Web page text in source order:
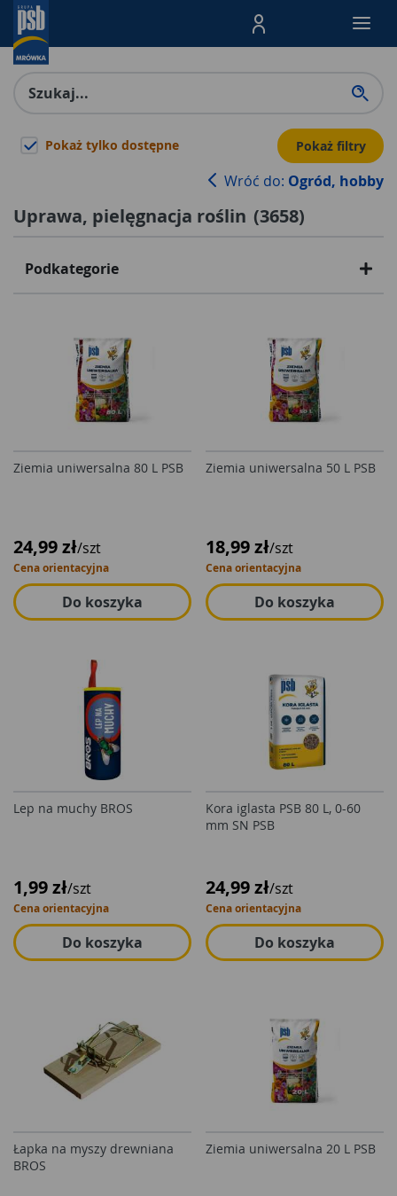
Menu Produktów,
Pokaż tylko dostępne Pokaż filtry
Wróć do: Ogród, hobby
Uprawa, pielęgnacja roślin (3658)
Podkategorie
Ziemia uniwersalna 80 L PSB
24,99 zł/szt
Cena orientacyjna
Do koszyka
Ziemia uniwersalna 50 L PSB
18,99 zł/szt
Cena orientacyjna
Do koszyka
Lep na muchy BROS
1,99 zł/szt
Cena orientacyjna
Do koszyka
Kora iglasta PSB 80 L, 0-60
mm SN PSB
24,99 zł/szt
Cena orientacyjna
Do koszyka
Łapka na myszy drewniana
BROS
Ziemia uniwersalna 20 L PSB